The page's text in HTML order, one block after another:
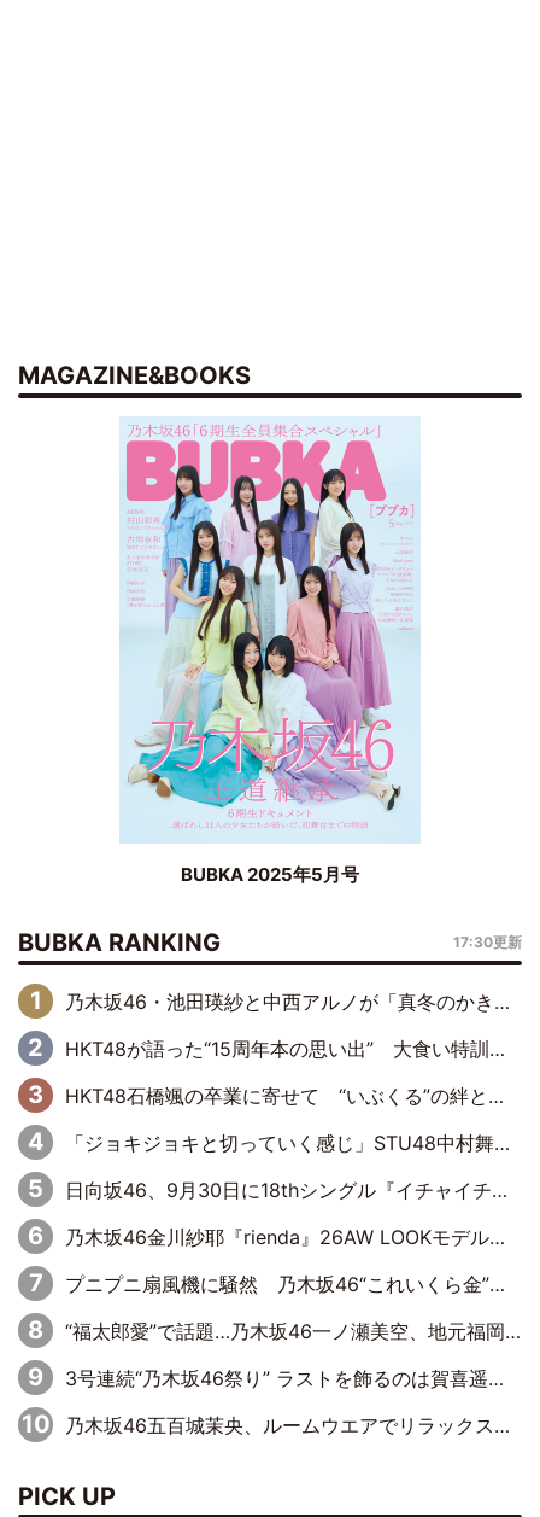
MAGAZINE&BOOKS
BUBKA 2025年5月号
BUBKA RANKING 17:30更新
乃木坂46・池田瑛紗と中西アルノが「真冬のかき氷」騒動で火花散らす！ 因縁の裏にあるのは、逆境をともに“凌”ぐ似た者同士の絆
HKT48が語った“15周年本の思い出” 大食い特訓・守護霊企画・制服グラビア…盛りだくさんの裏話
HKT48石橋颯の卒業に寄せて “いぶくる”の絆と後輩・龍頭綺音の決意
「ジョキジョキと切っていく感じ」STU48中村舞、新しい挑戦は自らの手で
日向坂46、9月30日に18thシングル『イチャイチャ虫』の発売決定！ フォーメーションは『日向坂で会いましょう』にて発表
乃木坂46金川紗耶『rienda』26AW LOOKモデルに就任
プニプニ扇風機に騒然 乃木坂46“これいくら金”延長中は今回もわちゃわちゃ全開
“福太郎愛”で話題…乃木坂46一ノ瀬美空、地元福岡『めんべい25周年トップサポーター』に就任
3号連続“乃木坂46祭り” ラストを飾るのは賀喜遥香…5年ぶりの登場に「5年分大人になった私を見ていただけたら」
乃木坂46五百城茉央、ルームウエアでリラックス「今回のグラビアを見て成長を感じていただけるとうれしい」
PICK UP